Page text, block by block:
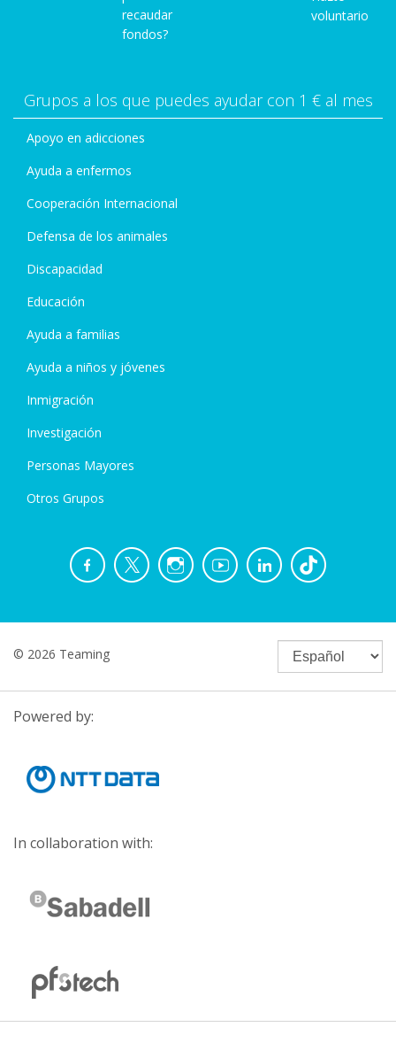
recaudar
fondos?
voluntario
Grupos a los que puedes ayudar con 1 € al mes
Apoyo en adicciones
Ayuda a enfermos
Cooperación Internacional
Defensa de los animales
Discapacidad
Educación
Ayuda a familias
Ayuda a niños y jóvenes
Inmigración
Investigación
Personas Mayores
Otros Grupos
© 2026 Teaming
Powered by:
In collaboration with: